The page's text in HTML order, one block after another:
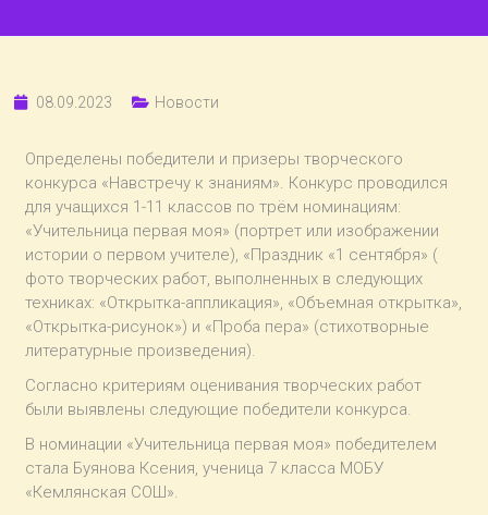
08.09.2023 Новости
Определены победители и призеры творческого
конкурса «Навстречу к знаниям». Конкурс проводился
для учащихся 1-11 классов по трём номинациям:
«Учительница первая моя» (портрет или изображении
истории о первом учителе), «Праздник «1 сентября» (
фото творческих работ, выполненных в следующих
техниках: «Открытка-аппликация», «Объемная открытка»,
«Открытка-рисунок») и «Проба пера» (стихотворные
литературные произведения).
Согласно критериям оценивания творческих работ
были выявлены следующие победители конкурса.
В номинации «Учительница первая моя» победителем
стала Буянова Ксения, ученица 7 класса МОБУ
«Кемлянская СОШ».